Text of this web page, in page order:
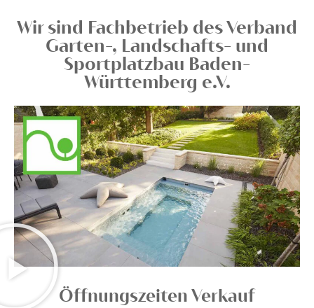
Wir sind Fachbetrieb des Verband
Garten-, Landschafts- und
Sportplatzbau Baden-
Württemberg e.V.
Öffnungszeiten Verkauf